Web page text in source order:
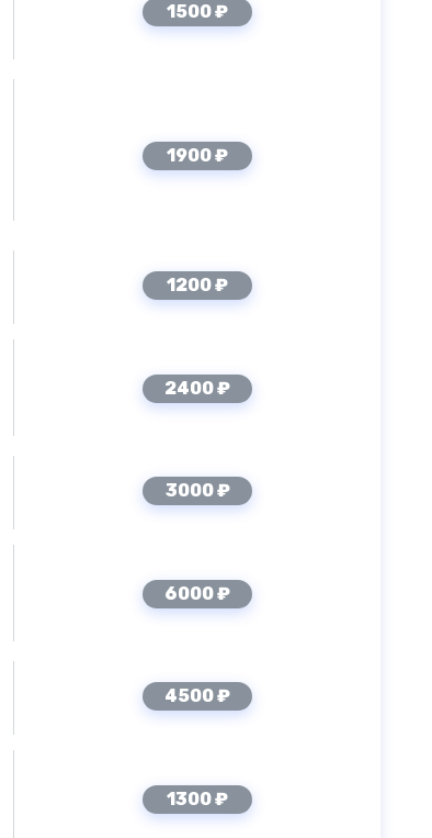
1500 ₽
1900 ₽
1200 ₽
2400 ₽
3000 ₽
6000 ₽
4500 ₽
1300 ₽